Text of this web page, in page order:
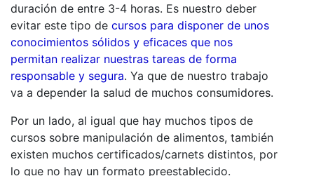
duración de entre 3-4 horas. Es nuestro deber
evitar este tipo de cursos para disponer de unos
conocimientos sólidos y eficaces que nos
permitan realizar nuestras tareas de forma
responsable y segura. Ya que de nuestro trabajo
va a depender la salud de muchos consumidores.
Por un lado, al igual que hay muchos tipos de
cursos sobre manipulación de alimentos, también
existen muchos certificados/carnets distintos, por
lo que no hay un formato preestablecido.